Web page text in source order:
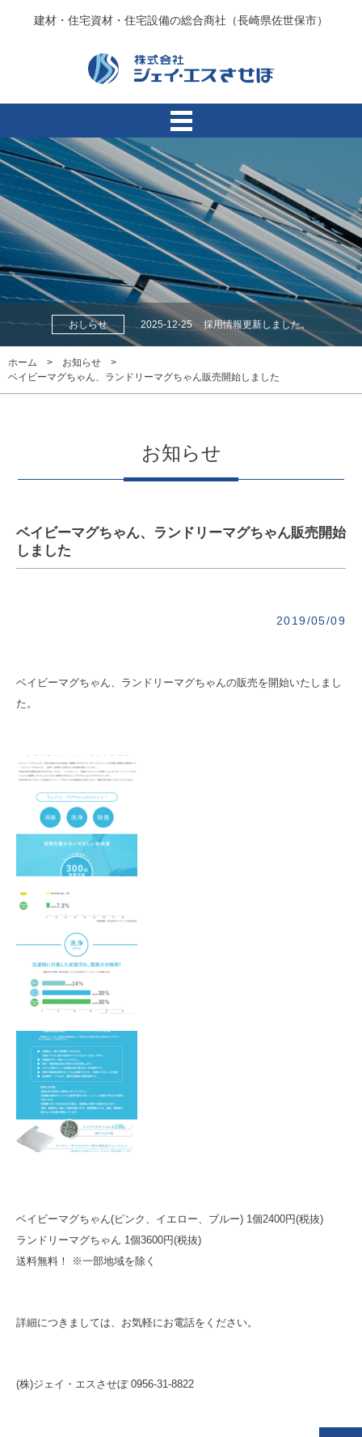
建材・住宅資材・住宅設備の総合商社（長崎県佐世保市）
おしらせ 2025-12-25 採用情報更新しました。
ホーム
お知らせ
ベイビーマグちゃん、ランドリーマグちゃん販売開始しました
お知らせ
ベイビーマグちゃん、ランドリーマグちゃん販売開始
しました
2019/05/09
ベイビーマグちゃん、ランドリーマグちゃんの販売を開始いたしまし
た。
ベイビーマグちゃん(ピンク、イエロー、ブルー) 1個2400円(税抜)
ランドリーマグちゃん 1個3600円(税抜)
送料無料！ ※一部地域を除く
詳細につきましては、お気軽にお電話をください。
(株)ジェイ・エスさせぼ 0956-31-8822